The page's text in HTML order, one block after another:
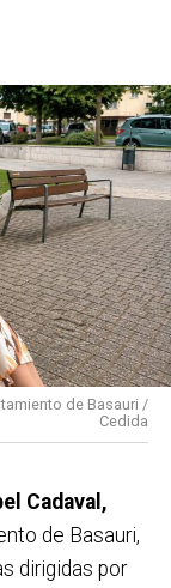
de Basauri /
Cedida
Cadaval,
de Basauri,
dirigidas por